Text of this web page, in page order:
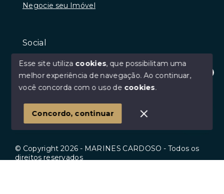
Olá! Estamos disponíveis para te ajudar.
Negocie seu Imóvel
Social
Facebook
Youtube
© Copyright 2026 - MARINES CARDOSO - Todos os
direitos reservados
Esse site utiliza cookies, que possibilitam uma
melhor experiência de navegação.Ao continuar,
você concorda com o uso de cookies.
Concordo, continuar